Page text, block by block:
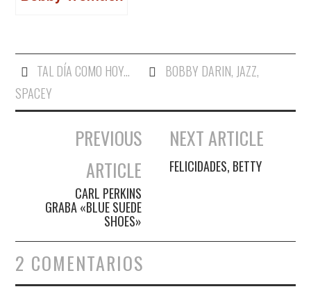
TAL DÍA COMO HOY... BOBBY DARIN, JAZZ,
SPACEY
Navegación de entradas
PREVIOUS
ARTICLE
CARL PERKINS
GRABA «BLUE SUEDE
SHOES»
NEXT ARTICLE
FELICIDADES, BETTY
2 COMENTARIOS